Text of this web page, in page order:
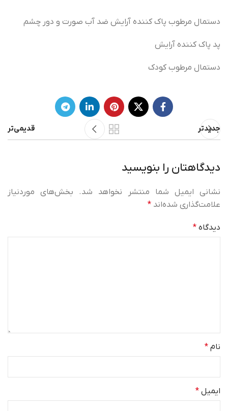
دستمال مرطوب پاک کننده آرایش ضد آب صورت و دور چشم
پد پاک کننده آرایش
دستمال مرطوب کودک
جدیدتر قدیمی‌تر
دیدگاهتان را بنویسید
نشانی ایمیل شما منتشر نخواهد شد.
بخش‌های موردنیاز
علامت‌گذاری شده‌اند *
دیدگاه *
نام *
ایمیل *